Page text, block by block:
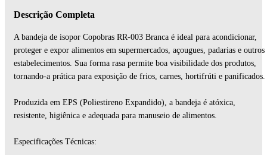
Descrição Completa
A bandeja de isopor Copobras RR-003 Branca é ideal para acondicionar,
proteger e expor alimentos em supermercados, açougues, padarias e outros
estabelecimentos. Sua forma rasa permite boa visibilidade dos produtos,
tornando-a prática para exposição de frios, carnes, hortifrúti e panificados.
Produzida em EPS (Poliestireno Expandido), a bandeja é atóxica,
resistente, higiênica e adequada para manuseio de alimentos.
Especificações Técnicas: